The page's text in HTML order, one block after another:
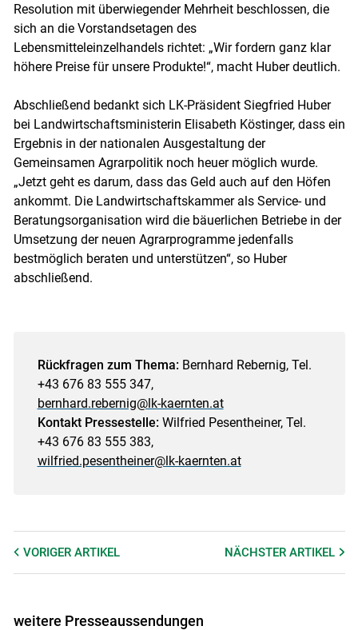
Resolution mit überwiegender Mehrheit beschlossen, die
sich an die Vorstandsetagen des
Lebensmitteleinzelhandels richtet: „Wir fordern ganz klar
höhere Preise für unsere Produkte!“, macht Huber deutlich.
Abschließend bedankt sich LK-Präsident Siegfried Huber
bei Landwirtschaftsministerin Elisabeth Köstinger, dass ein
Ergebnis in der nationalen Ausgestaltung der
Gemeinsamen Agrarpolitik noch heuer möglich wurde.
„Jetzt geht es darum, dass das Geld auch auf den Höfen
ankommt. Die Landwirtschaftskammer als Service- und
Beratungsorganisation wird die bäuerlichen Betriebe in der
Umsetzung der neuen Agrarprogramme jedenfalls
bestmöglich beraten und unterstützen“, so Huber
abschließend.
Rückfragen zum Thema: Bernhard Rebernig, Tel.
+43 676 83 555 347,
bernhard.rebernig@lk-kaernten.at
Kontakt Pressestelle: Wilfried Pesentheiner, Tel.
+43 676 83 555 383,
wilfried.pesentheiner@lk-kaernten.at
VORIGER ARTIKEL NÄCHSTERARTIKEL
weitere Presseaussendungen